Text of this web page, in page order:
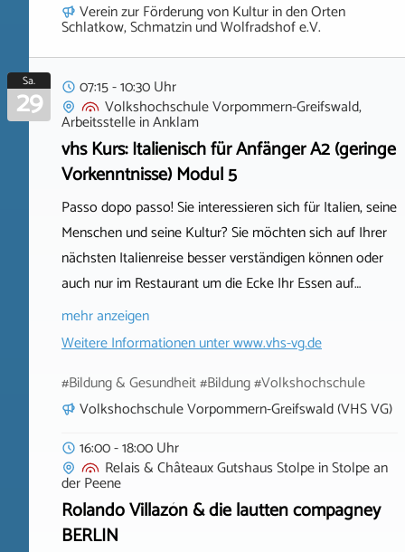
Verein zur Förderung von Kultur in den Orten
Schlatkow, Schmatzin und Wolfradshof e.V.
Sa.
29
07:15 - 10:30 Uhr
Volkshochschule Vorpommern-Greifswald,
ArbeitsstelleinAnklam
vhs Kurs: Italienisch für Anfänger A2 (geringe
Vorkenntnisse) Modul 5
Passo dopo passo! Sie interessieren sich für Italien, seine
Menschen und seine Kultur? Sie möchten sich auf Ihrer
nächsten Italienreise besser verständigen können oder
auch nur im Restaurant um die Ecke Ihr Essen auf…
mehr anzeigen
Weitere Informationen unterwww.vhs-vg.de
#Bildung & Gesundheit #Bildung #Volkshochschule
Volkshochschule Vorpommern-Greifswald (VHS VG)
16:00 - 18:00 Uhr
Relais & Châteaux Gutshaus StolpeinStolpe an
der Peene
Rolando Villazón & die lautten compagney
BERLIN